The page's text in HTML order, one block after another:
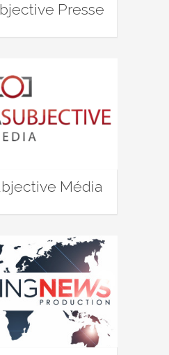
Presse
Média